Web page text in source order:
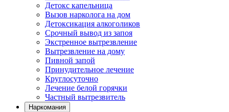
Детокс капельница
Вызов нарколога на дом
Детоксикация алкоголиков
Срочный вывод из запоя
Экстренное вытрезвление
Вытрезвление на дому
Пивной запой
Принудительное лечение
Круглосуточно
Лечение белой горячки
Частный вытрезвитель
Наркомания